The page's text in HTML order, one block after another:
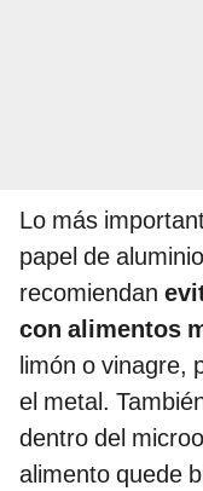
Lo más
papel de
recomiendan
con alimentos
limón o vinagre,
el metal.
dentro del
alimento quede